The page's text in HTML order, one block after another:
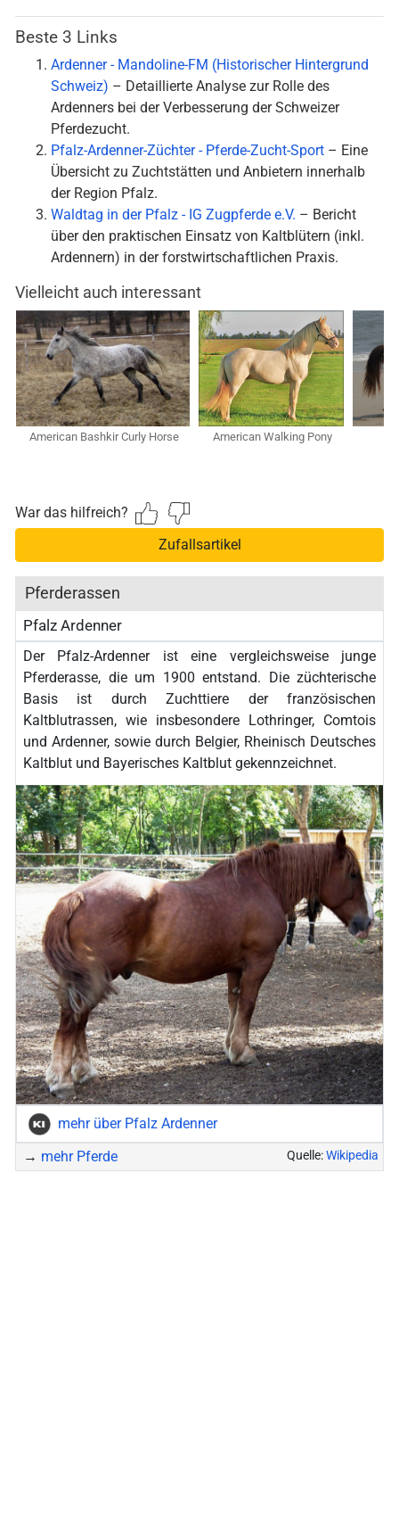
Beste 3 Links
Ardenner - Mandoline-FM (Historischer Hintergrund
Schweiz) – Detaillierte Analyse zur Rolle des
Ardenners bei der Verbesserung der Schweizer
Pferdezucht.
Pfalz-Ardenner-Züchter - Pferde-Zucht-Sport – Eine
Übersicht zu Zuchtstätten und Anbietern innerhalb
der Region Pfalz.
Waldtag in der Pfalz - IG Zugpferde e.V. – Bericht
über den praktischen Einsatz von Kaltblütern (inkl.
Ardennern) in der forstwirtschaftlichen Praxis.
Vielleicht auch interessant
American Bashkir Curly Horse American Walking Pony
War das hilfreich?
Zufallsartikel
Pferderassen
Pfalz Ardenner
Der Pfalz-Ardenner ist eine vergleichsweise junge
Pferderasse, die um 1900 entstand. Die züchterische
Basis ist durch Zuchttiere der französischen
Kaltblutrassen, wie insbesondere Lothringer, Comtois
und Ardenner, sowie durch Belgier, Rheinisch Deutsches
Kaltblut und Bayerisches Kaltblut gekennzeichnet.
mehr über Pfalz Ardenner
→ mehr Pferde Quelle:Wikipedia